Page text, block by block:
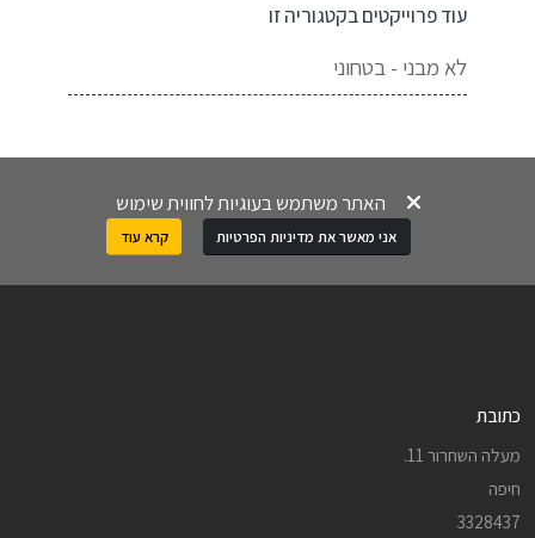
עוד פרוייקטים בקטגוריה זו
לא מבני - בטחוני
האתר משתמש בעוגיות לחווית שימוש
אני מאשר את מדיניות הפרטיות קרא עוד
כתובת
מעלה השחרור 11.
חיפה
3328437